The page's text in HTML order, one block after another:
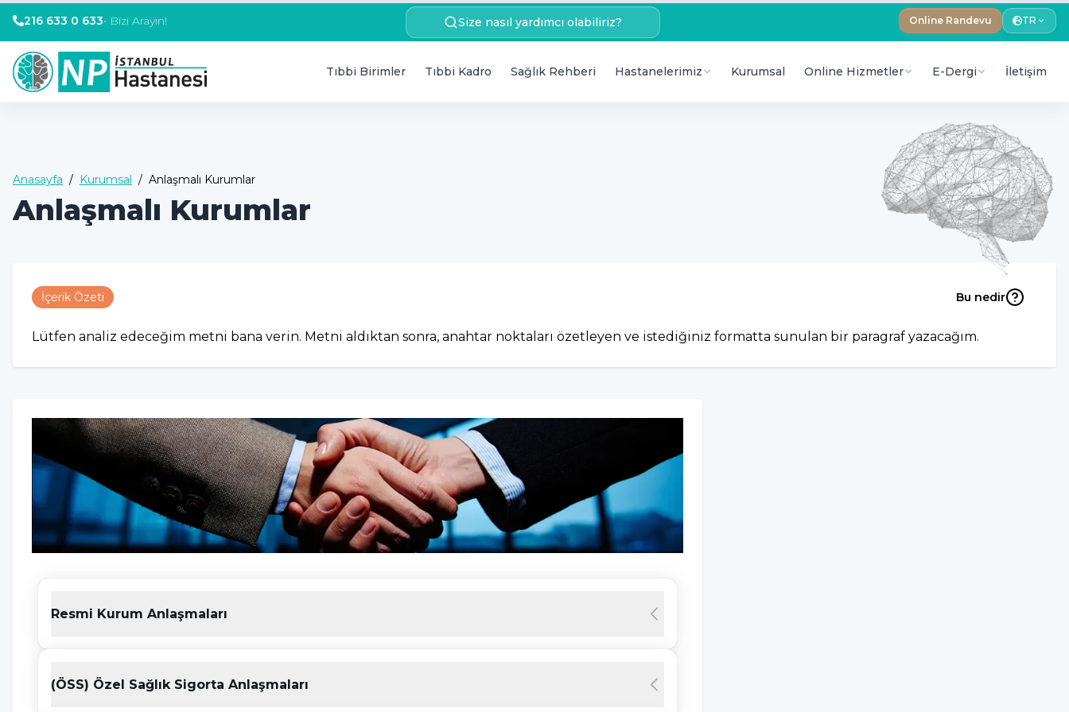
216 633 0 633• Bizi Arayın! Size nasıl yardımcı olabiliriz? Online Randevu TR
Tıbbi Birimler Tıbbi Kadro Sağlık Rehberi Hastanelerimiz Kurumsal Online Hizmetler E-Dergi İletişim
Anasayfa / Kurumsal / Anlaşmalı Kurumlar
Anlaşmalı Kurumlar
İçerik Özeti Bu nedir
Lütfen analiz edeceğim metni bana verin. Metni aldıktan sonra, anahtar noktaları özetleyen ve istediğiniz formatta sunulan bir paragraf yazacağım.
Resmi Kurum Anlaşmaları
(ÖSS) Özel Sağlık Sigorta Anlaşmaları